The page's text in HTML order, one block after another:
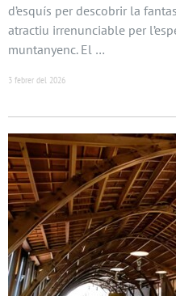
d’esquís per descobrir la
atractiu irrenunciable per
muntanyenc. El …
3 febrer del 2026